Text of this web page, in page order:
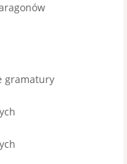
gramatury